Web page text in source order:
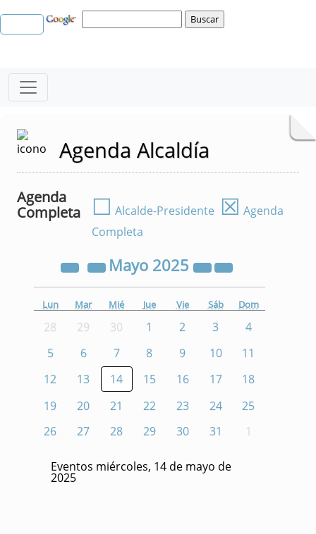
Agenda Alcaldía
Agenda
Completa
☐ Alcalde-Presidente ☒ Agenda
Completa
Mayo 2025
Lun Mar Mié Jue Vie Sáb Dom
28 29 30 1 2 3
4
5
6 7 8 9 10
11
12
13 14 15 16 17
18
19
20 21 22 23 24
25
26
27 28 29 30 31 1
Eventos miércoles, 14 de mayo de
2025